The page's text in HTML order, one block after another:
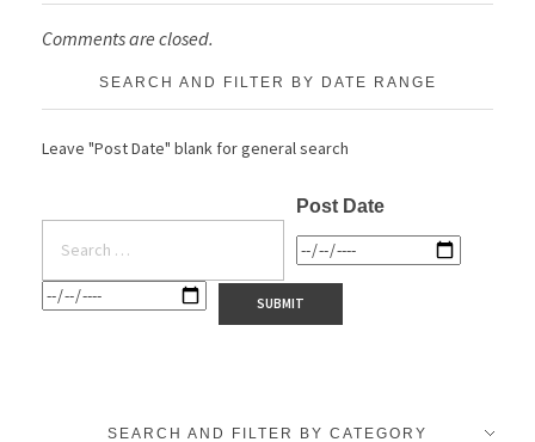
Comments are closed.
SEARCH AND FILTER BY DATE RANGE
Leave "Post Date" blank for general search
Post Date
SEARCH AND FILTER BY CATEGORY